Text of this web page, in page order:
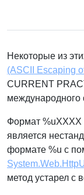
Некоторые из
(ASCII Escaping
CURRENT
международного
Формат %uXXXX
является
формате %u с
метод устарел с